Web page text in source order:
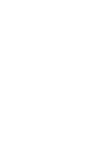
на
Мы